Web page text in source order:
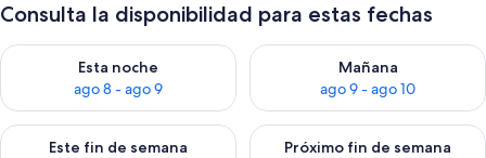
Consulta la disponibilidad para estas fechas
Esta noche
ago 8 - ago 9
Consulta la disponibilidad para esta noche, ago 8 - ago 9
Mañana
ago 9 - ago 10
Consulta la disponibilidad
Este fin de semana
Consulta la disponibilidad para este fin de semana, ago 14 -
Próximo fin de semana
Consulta la disponibilidad